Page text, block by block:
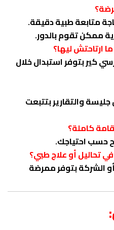
متابعة طبية دقيقة.
ممكن تقوم بالدور.
ارتاحتش ليها؟
كير بتوفر استبدال خلال
والتقارير بتتبعت
كاملة؟
حسب احتياجك.
تحاليل أو علاج طبي؟
الشركة بتوفر ممرضة